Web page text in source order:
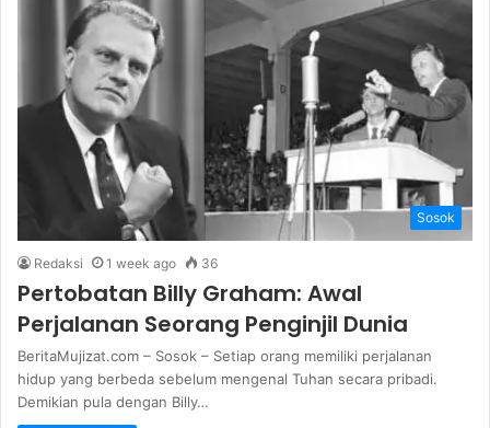
Sosok
Redaksi 1 week ago 36
Pertobatan Billy Graham: Awal
Perjalanan Seorang Penginjil Dunia
BeritaMujizat.com – Sosok – Setiap orang memiliki perjalanan
hidup yang berbeda sebelum mengenal Tuhan secara pribadi.
Demikian pula dengan Billy…